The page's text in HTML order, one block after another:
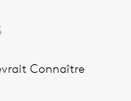
Connaître